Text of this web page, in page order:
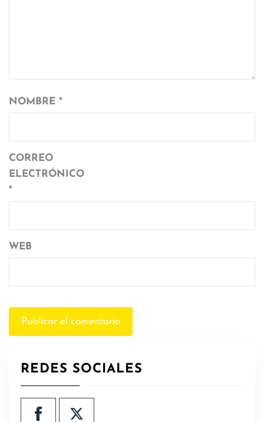
NOMBRE *
CORREO
ELECTRÓNICO
*
WEB
REDES SOCIALES